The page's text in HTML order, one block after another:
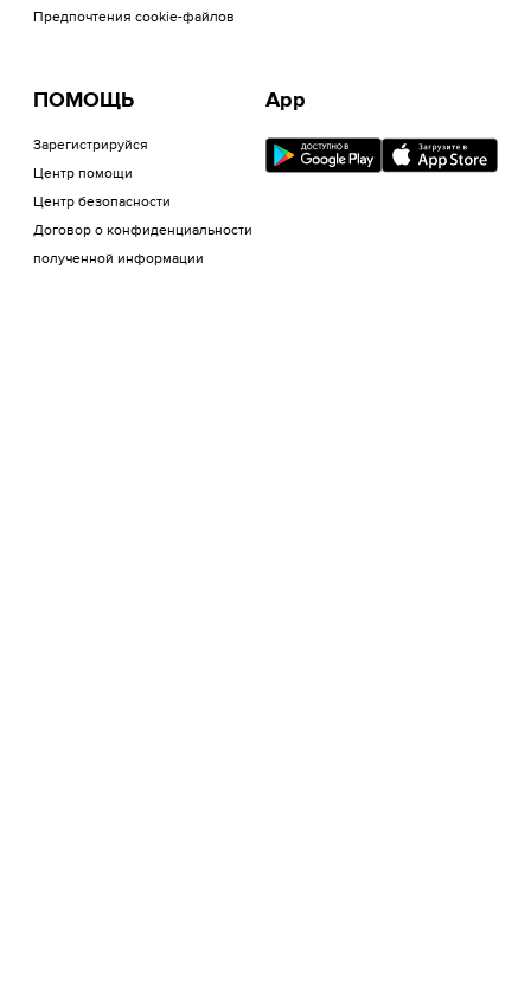
Предпочтения cookie-файлов
ПОМОЩЬ
Зарегистрируйся
Центр помощи
Центр безопасности
Договор о конфиденциальности
полученной информации
App